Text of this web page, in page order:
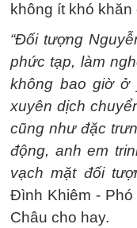
không ít khó
“Đối tượng
phức tạp, làm
không bao giờ ở
xuyên dịch
cũng như đặc
động, anh em
vạch mặt đối
Đình Khiêm -
Châu cho hay.